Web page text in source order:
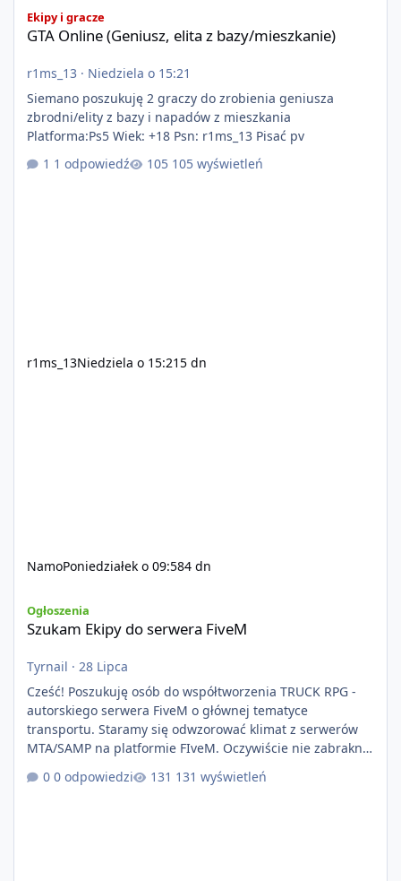
Ekipy i gracze
GTA Online (Geniusz, elita z bazy/mieszkanie)
r1ms_13 · Niedziela o 15:21
Siemano poszukuję 2 graczy do zrobienia geniusza
zbrodni/elity z bazy i napadów z mieszkania
Platforma:Ps5 Wiek: +18 Psn: r1ms_13 Pisać pv
1 odpowiedź
105 wyświetleń
r1ms_13Niedziela o 15:215 dn
NamoPoniedziałek o 09:584 dn
Ogłoszenia
Szukam Ekipy do serwera FiveM
Tyrnail · 28 Lipca
Cześć! Poszukuję osób do współtworzenia TRUCK RPG -
autorskiego serwera FiveM o głównej tematyce
transportu. Staramy się odwzorować klimat z serwerów
MTA/SAMP na platformie FIveM. Oczywiście nie zabraknie
kontentu dla graczy którzy chcą robić coś innego niż
jeździć ciężarówką. Projekt tworzony jest od podstaw z
0 odpowiedzi 131 wyświetleń